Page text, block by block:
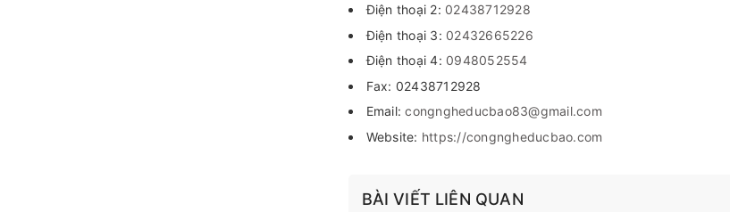
Điện thoại 2: 02438712928
Điện thoại 3: 02432665226
Điện thoại 4: 0948052554
Fax: 02438712928
Email:congngheducbao83@gmail.com
Website: https://congngheducbao.com
BÀI VIẾT LIÊN QUAN